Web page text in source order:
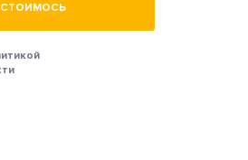
СТОИМОСЬ